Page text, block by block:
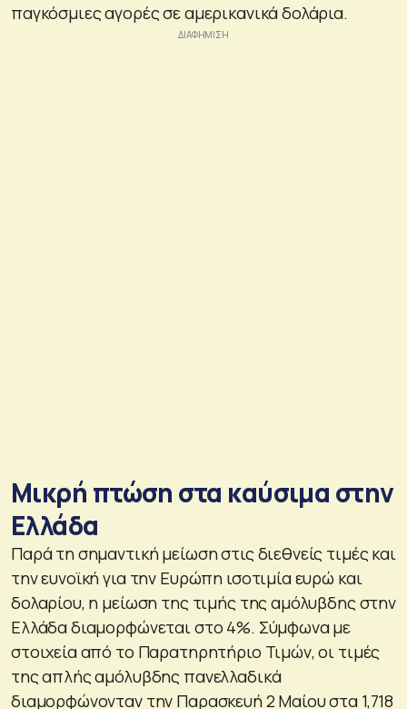
παγκόσμιες αγορές σε αμερικανικά δολάρια.
Μικρή πτώση στα καύσιμα στην
Ελλάδα
Παρά τη σημαντική μείωση στις διεθνείς τιμές και
την ευνοϊκή για την Ευρώπη ισοτιμία ευρώ και
δολαρίου, η μείωση της τιμής της αμόλυβδης στην
Ελλάδα διαμορφώνεται στο 4%. Σύμφωνα με
στοιχεία από το Παρατηρητήριο Τιμών, οι τιμές
της απλής αμόλυβδης πανελλαδικά
διαμορφώνονταν την Παρασκευή 2 Μαίου στα 1,718